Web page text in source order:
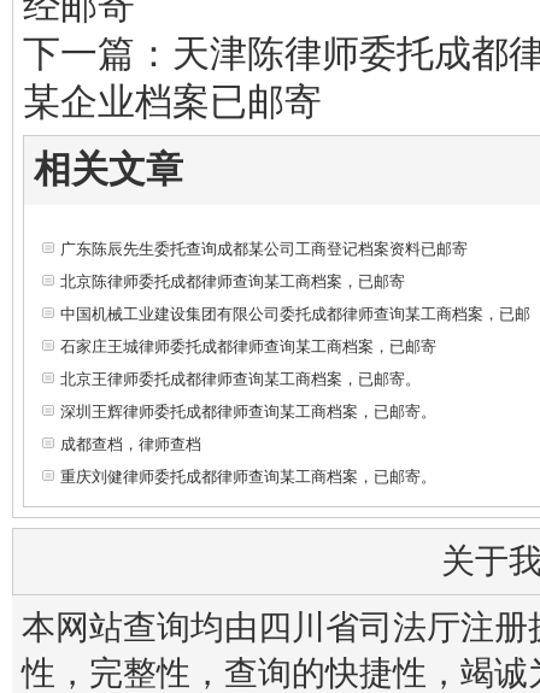
下一篇：天津陈律师委托成都
某企业档案已邮寄
相关文章
广东陈辰先生委托查询成都某公司工商登记档案资料已邮寄
北京陈律师委托成都律师查询某工商档案，已邮寄
中国机械工业建设集团有限公司委托成都律师查询某工商档案，已邮
石家庄王城律师委托成都律师查询某工商档案，已邮寄
北京王律师委托成都律师查询某工商档案，已邮寄。
深圳王辉律师委托成都律师查询某工商档案，已邮寄。
成都查档，律师查档
重庆刘健律师委托成都律师查询某工商档案，已邮寄。
关于
本网站查询均由四川省司法厅注
性，完整性，查询的快捷性，竭